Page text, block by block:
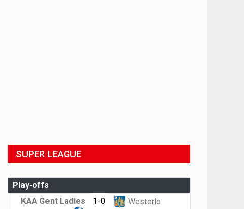
SUPER LEAGUE
Play-offs
KAA Gent Ladies
1-0 Westerlo